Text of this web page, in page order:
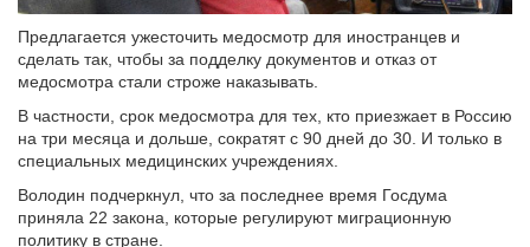
Предлагается ужесточить медосмотр для иностранцев и
сделать так, чтобы за подделку документов и отказ от
медосмотра стали строже наказывать.
В частности, срок медосмотра для тех, кто приезжает в Россию
на три месяца и дольше, сократят с 90 дней до 30. И только в
специальных медицинских учреждениях.
Володин подчеркнул, что за последнее время Госдума
приняла 22 закона, которые регулируют миграционную
политику в стране.